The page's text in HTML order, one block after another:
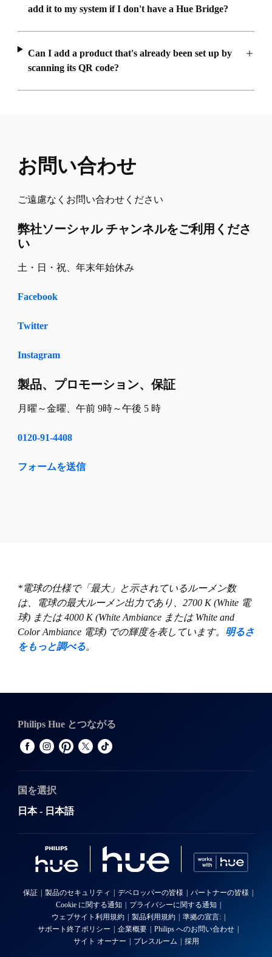
add it to my system if I don't have a Hue Bridge?
Can I add a product that's already been set up by
scanning its QR code?
お問い合わせ
ご遠慮なくお問い合わせください
弊社ソーシャル チャンネルをご利用くださ
い
土・日・祝、年末年始休み
Facebook
Twitter
Instagram
製品、プロモーション、保証
月曜～金曜、午前 9時～午後 5 時
0120-91-4408
フォームを送信
*電球の仕様で「最大」と示されているルーメン数
は、電球の最大ルーメン出力であり、2700 K (White 電
球) または 4000 K (White Ambiance または White and
Color Ambiance 電球) での輝度を表しています。 明るさ
をもっと調べる。
Philips Hue とつながる
国を選択
日本 - 日本語
保証 製品のセキュリティ デベロッパーの皆様
パートナーの皆様
Cookie に関する通知
プライバシーに関する通知
ウェブサイト利用規約
製品利用規約
準拠の宣言:
サポート終了ポリシー
企業概要
Philips へのお問い合わせ
サイト オーナー
プレスルーム 採用